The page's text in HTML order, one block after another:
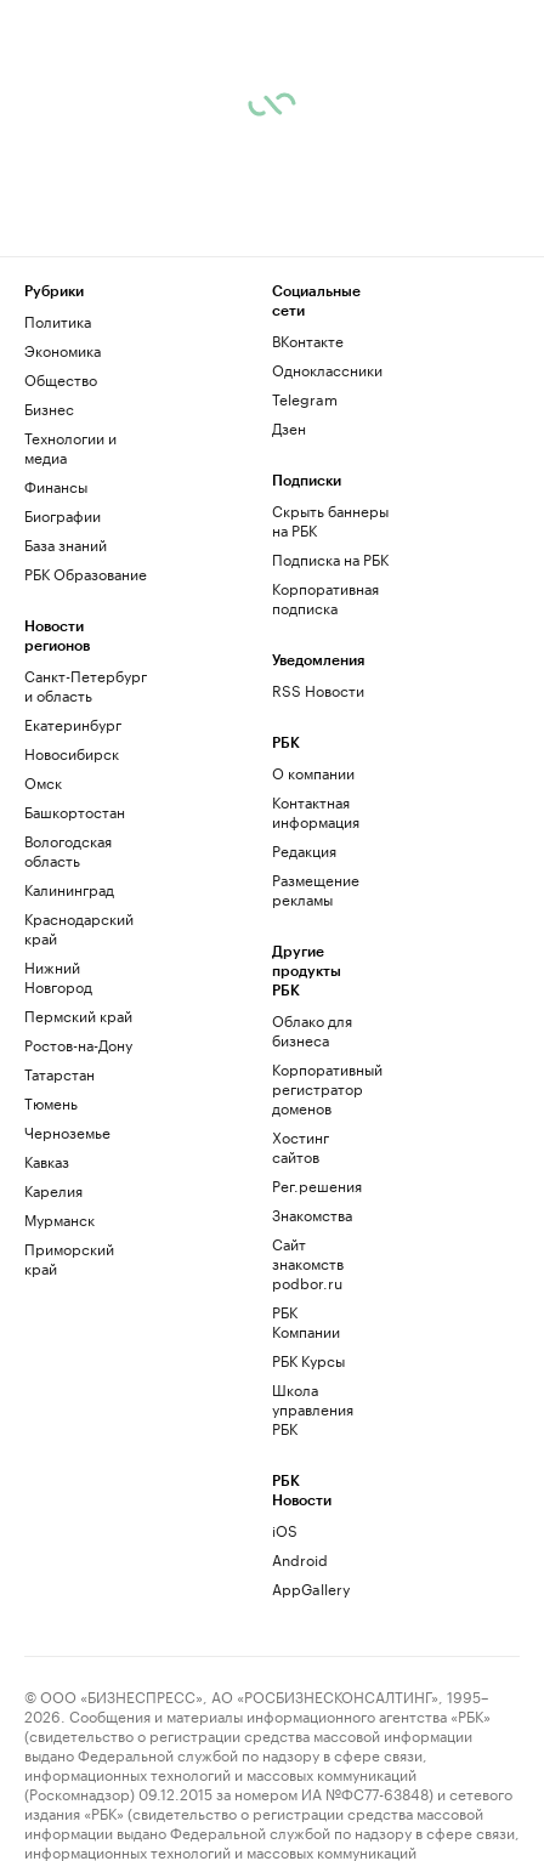
Рубрики
Политика
Экономика
Общество
Бизнес
Технологии и
медиа
Финансы
Биографии
База знаний
РБК Образование
Новости
регионов
Санкт-Петербург
и область
Екатеринбург
Новосибирск
Омск
Башкортостан
Вологодская
область
Калининград
Краснодарский
край
Нижний
Новгород
Пермский край
Ростов-на-Дону
Татарстан
Тюмень
Черноземье
Кавказ
Карелия
Мурманск
Приморский
край
Социальные
сети
ВКонтакте
Одноклассники
Telegram
Дзен
Подписки
Скрыть баннеры
на РБК
Подписка на РБК
Корпоративная
подписка
Уведомления
RSS Новости
РБК
О компании
Контактная
информация
Редакция
Размещение
рекламы
Другие
продукты
РБК
Облако для
бизнеса
Корпоративный
регистратор
доменов
Хостинг
сайтов
Рег.решения
Знакомства
Сайт
знакомств
podbor.ru
РБК
Компании
РБК Курсы
Школа
управления
РБК
РБК
Новости
iOS
Android
AppGallery
© ООО «БИЗНЕСПРЕСС», АО «РОСБИЗНЕСКОНСАЛТИНГ», 1995–
2026. Сообщения и материалы информационного агентства «РБК»
(свидетельство о регистрации средства массовой информации
выдано Федеральной службой по надзору в сфере связи,
информационных технологий и массовых коммуникаций
(Роскомнадзор) 09.12.2015 за номером ИА №ФС77-63848) и сетевого
издания «РБК» (свидетельство о регистрации средства массовой
информации выдано Федеральной службой по надзору в сфере связи,
информационных технологий и массовых коммуникаций